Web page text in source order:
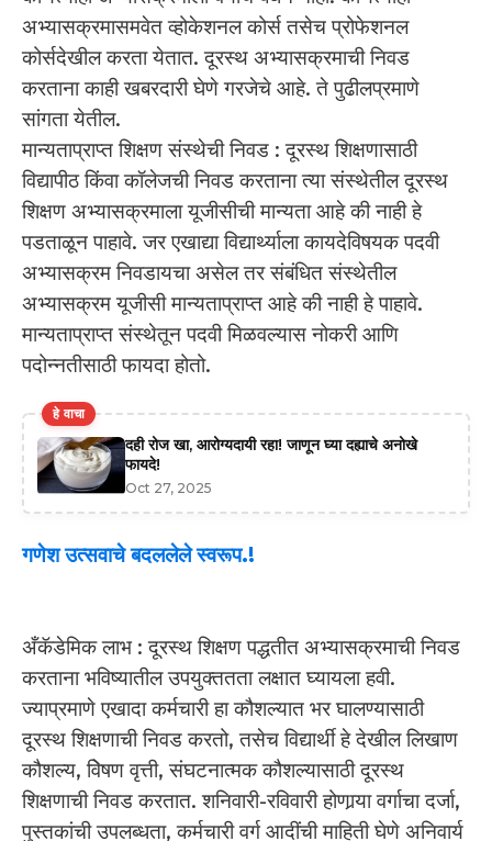
अभ्यासक्रमासमवेत व्होकेशनल कोर्स तसेच प्रोफेशनल
कोर्सदेखील करता येतात. दूरस्थ अभ्यासक्रमाची निवड
करताना काही खबरदारी घेणे गरजेचे आहे. ते पुढीलप्रमाणे
सांगता येतील.
मान्यताप्राप्त शिक्षण संस्थेची निवड : दूरस्थ शिक्षणासाठी
विद्यापीठ किंवा कॉलेजची निवड करताना त्या संस्थेतील दूरस्थ
शिक्षण अभ्यासक्रमाला यूजीसीची मान्यता आहे की नाही हे
पडताळून पाहावे. जर एखाद्या विद्यार्थ्याला कायदेविषयक पदवी
अभ्यासक्रम निवडायचा असेल तर संबंधित संस्थेतील
अभ्यासक्रम यूजीसी मान्यताप्राप्त आहे की नाही हे पाहावे.
मान्यताप्राप्त संस्थेतून पदवी मिळवल्यास नोकरी आणि
पदोन्नतीसाठी फायदा होतो.
हे वाचा
दही रोज खा, आरोग्यदायी रहा! जाणून घ्या दह्याचे अनोखे
फायदे!
Oct 27, 2025
गणेश उत्सवाचे बदललेले स्वरूप.!
अँकॅडेमिक लाभ : दूरस्थ शिक्षण पद्धतीत अभ्यासक्रमाची निवड
करताना भविष्यातील उपयुक्ततता लक्षात घ्यायला हवी.
ज्याप्रमाणे एखादा कर्मचारी हा कौशल्यात भर घालण्यासाठी
दूरस्थ शिक्षणाची निवड करतो, तसेच विद्यार्थी हे देखील लिखाण
कौशल्य, विेषण वृत्ती, संघटनात्मक कौशल्यासाठी दूरस्थ
शिक्षणाची निवड करतात. शनिवारी-रविवारी होणार्‍या वर्गाचा दर्जा,
पुस्तकांची उपलब्धता, कर्मचारी वर्ग आदींची माहिती घेणे अनिवार्य